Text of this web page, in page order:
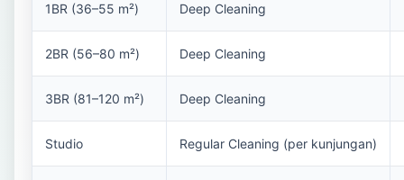
1BR (36–55 m²) Deep Cleaning
2BR (56–80 m²) Deep Cleaning
3BR (81–120 m²) Deep Cleaning
Studio Regular Cleaning (per kunjungan)